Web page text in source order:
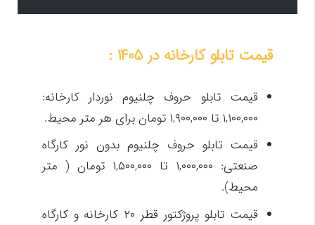
قیمت تابلو کارخانه در 1405 :
قیمت تابلو حروف چلنیوم نوردار کارخانه:
۱,۱۰۰,۰۰۰ تا ۱,۹۰۰,۰۰۰ تومان برای هر متر محیط.
قیمت تابلو حروف چلنیوم بدون نور کارگاه
صنعتی: ۱,۰۰۰,۰۰۰ تا ۱,۵۰۰,۰۰۰ تومان ( متر
محیط).
قیمت تابلو پروژکتور قطر ۲۰ کارخانه و کارگاه